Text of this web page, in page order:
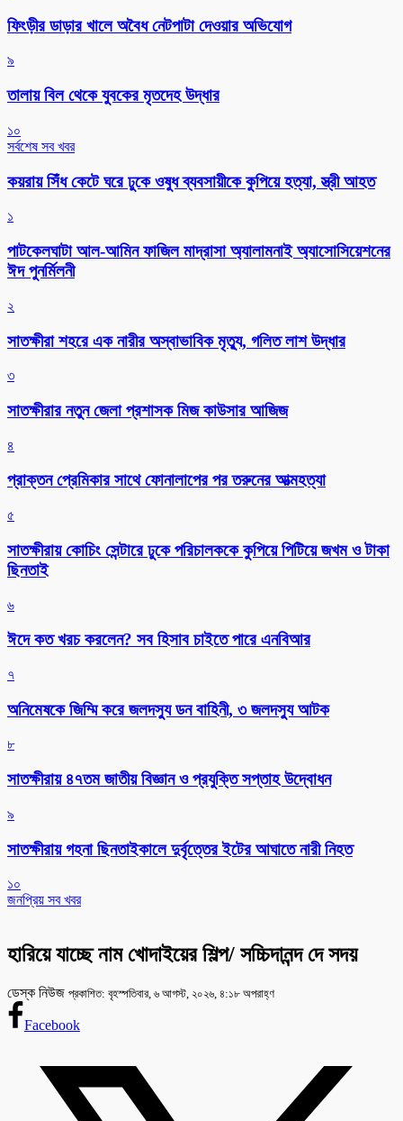
ফিংড়ীর ডাড়ার খালে অবৈধ নেটপাটা দেওয়ার অভিযোগ
৯
তালায় বিল থেকে যুবকের মৃতদেহ উদ্ধার
১০
সর্বশেষ সব খবর
কয়রায় সিঁধ কেটে ঘরে ঢুকে ওষুধ ব্যবসায়ীকে কুপিয়ে হত্যা, স্ত্রী আহত
১
পাটকেলঘাটা আল-আমিন ফাজিল মাদ্রাসা অ্যালামনাই অ্যাসোসিয়েশনের
ঈদ পুনর্মিলনী
২
সাতক্ষীরা শহরে এক নারীর অস্বাভাবিক মৃত্যু, গলিত লাশ উদ্ধার
৩
সাতক্ষীরার নতুন জেলা প্রশাসক মিজ কাউসার আজিজ
৪
প্রাক্তন প্রেমিকার সাথে ফোনালাপের পর তরুনের আত্মহত্যা
৫
সাতক্ষীরায় কোচিং সেন্টারে ঢুকে পরিচালককে কুপিয়ে পিটিয়ে জখম ও টাকা
ছিনতাই
৬
ঈদে কত খরচ করলেন? সব হিসাব চাইতে পারে এনবিআর
৭
অনিমেষকে জিম্মি করে জলদস্যু ডন বাহিনী, ৩ জলদস্যু আটক
৮
সাতক্ষীরায় ৪৭তম জাতীয় বিজ্ঞান ও প্রযুক্তি সপ্তাহ উদ্বোধন
৯
সাতক্ষীরায় গহনা ছিনতাইকালে দুর্বৃত্তের ইটের আঘাতে নারী নিহত
১০
জনপ্রিয় সব খবর
হারিয়ে যাচ্ছে নাম খোদাইয়ের শিল্প/ সচ্চিদানন্দ দে সদয়
ডেস্ক নিউজ প্রকাশিত: বৃহস্পতিবার, ৬ আগস্ট, ২০২৬, ৪:১৮ অপরাহ্ণ
Facebook